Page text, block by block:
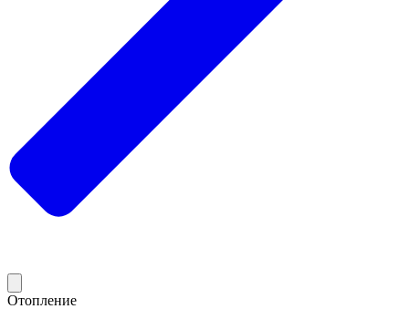
Отопление